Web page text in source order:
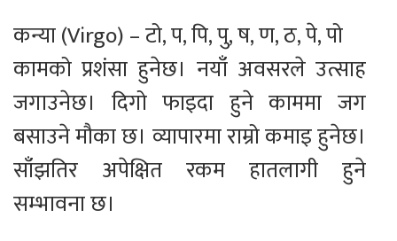
कन्या (Virgo) – टो, प, पि, पु, ष, ण, ठ, पे, पो
कामको प्रशंसा हुनेछ। नयाँ अवसरले उत्साह
जगाउनेछ। दिगो फाइदा हुने काममा जग
बसाउने मौका छ। व्यापारमा राम्रो कमाइ हुनेछ।
साँझतिर अपेक्षित रकम हातलागी हुने
सम्भावना छ।